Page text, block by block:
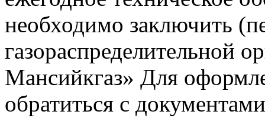
необходимо заключить
газораспределительной
Мансийкгаз» Для
обратиться с